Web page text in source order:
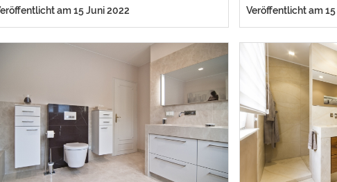
am 15 Juni 2022 Veröffentlicht am